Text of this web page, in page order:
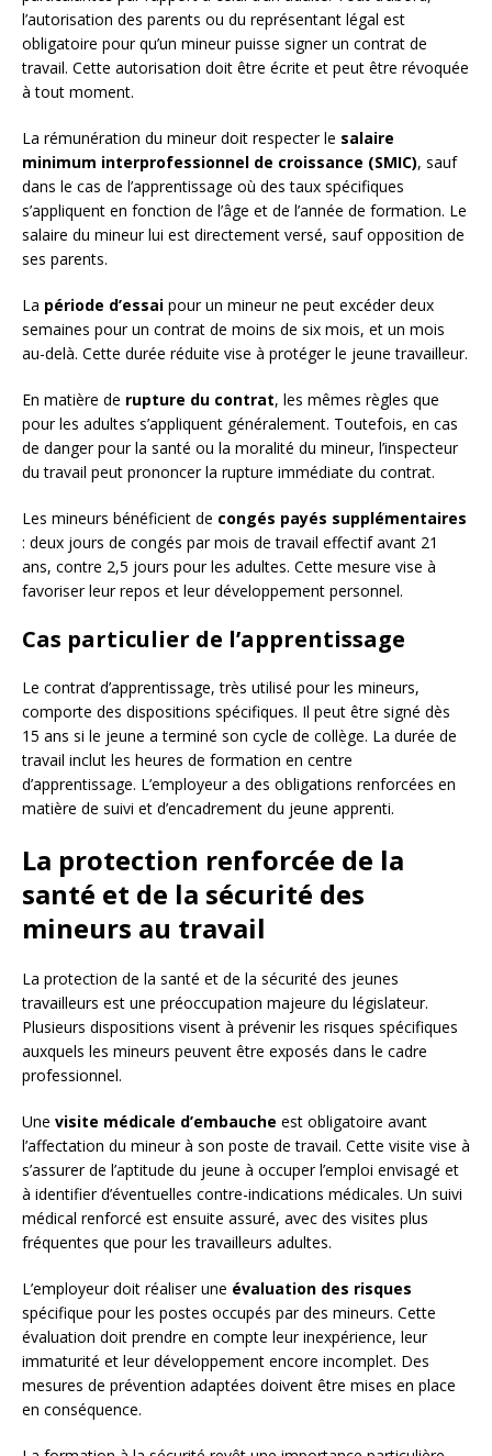
l’autorisation des parents ou du représentant légal est
obligatoire pour qu’un mineur puisse signer un contrat de
travail. Cette autorisation doit être écrite et peut être révoquée
à tout moment.
La rémunération du mineur doit respecter le salaire
minimum interprofessionnel de croissance (SMIC), sauf
dans le cas de l’apprentissage où des taux spécifiques
s’appliquent en fonction de l’âge et de l’année de formation. Le
salaire du mineur lui est directement versé, sauf opposition de
ses parents.
La période d’essai pour un mineur ne peut excéder deux
semaines pour un contrat de moins de six mois, et un mois
au-delà. Cette durée réduite vise à protéger le jeune travailleur.
En matière de rupture du contrat, les mêmes règles que
pour les adultes s’appliquent généralement. Toutefois, en cas
de danger pour la santé ou la moralité du mineur, l’inspecteur
du travail peut prononcer la rupture immédiate du contrat.
Les mineurs bénéficient de congés payés supplémentaires
: deux jours de congés par mois de travail effectif avant 21
ans, contre 2,5 jours pour les adultes. Cette mesure vise à
favoriser leur repos et leur développement personnel.
Cas particulier de l’apprentissage
Le contrat d’apprentissage, très utilisé pour les mineurs,
comporte des dispositions spécifiques. Il peut être signé dès
15 ans si le jeune a terminé son cycle de collège. La durée de
travail inclut les heures de formation en centre
d’apprentissage. L’employeur a des obligations renforcées en
matière de suivi et d’encadrement du jeune apprenti.
La protection renforcée de la
santé et de la sécurité des
mineurs au travail
La protection de la santé et de la sécurité des jeunes
travailleurs est une préoccupation majeure du législateur.
Plusieurs dispositions visent à prévenir les risques spécifiques
auxquels les mineurs peuvent être exposés dans le cadre
professionnel.
Une visite médicale d’embauche est obligatoire avant
l’affectation du mineur à son poste de travail. Cette visite vise à
s’assurer de l’aptitude du jeune à occuper l’emploi envisagé et
à identifier d’éventuelles contre-indications médicales. Un suivi
médical renforcé est ensuite assuré, avec des visites plus
fréquentes que pour les travailleurs adultes.
L’employeur doit réaliser une évaluation des risques
spécifique pour les postes occupés par des mineurs. Cette
évaluation doit prendre en compte leur inexpérience, leur
immaturité et leur développement encore incomplet. Des
mesures de prévention adaptées doivent être mises en place
en conséquence.